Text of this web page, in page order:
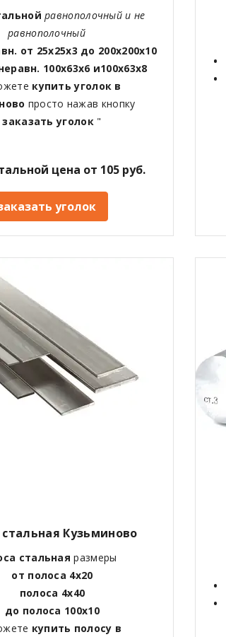
равнополочный и не
равнополочный
от 25х25х3 до 200х200х10
100х63х6 и100х63х8
купить уголок в
просто нажав кнопку
заказать уголок"
цена от 105 руб.
уголок
Кузьминово
стальная размеры
от полоса 4х20
полоса 4х40
до полоса 100х10
купить полосу в